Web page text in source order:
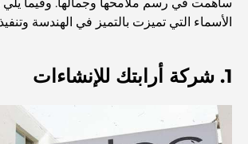
الدليل الأمثل لمطاعم الطعام الفاخر في
اكتشف أفضل وجبة إفطار في منطقة الخليج
الأسماء التي تميزت بالتميز في الهندسة
1. شركة أرابتك للإنشاءات